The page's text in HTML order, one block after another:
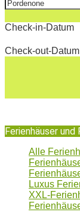
Check-in-Datum
Check-out-Datum
Ferienhäuser und
Alle
Luxus
XXL-